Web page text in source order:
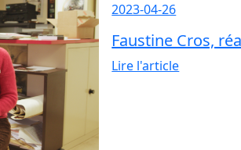
2023-04-26
Faustine Cros,
Lire l'article